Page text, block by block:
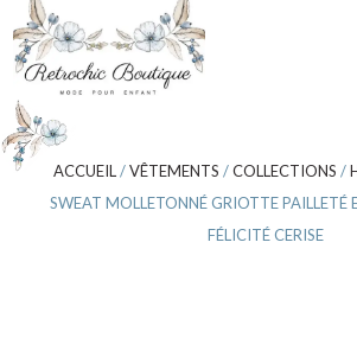
ACCUEIL /VÊTEMENTS /COLLECTIONS /
SWEAT MOLLETONNÉ GRIOTTE PAILLETÉ
FÉLICITÉ CERISE